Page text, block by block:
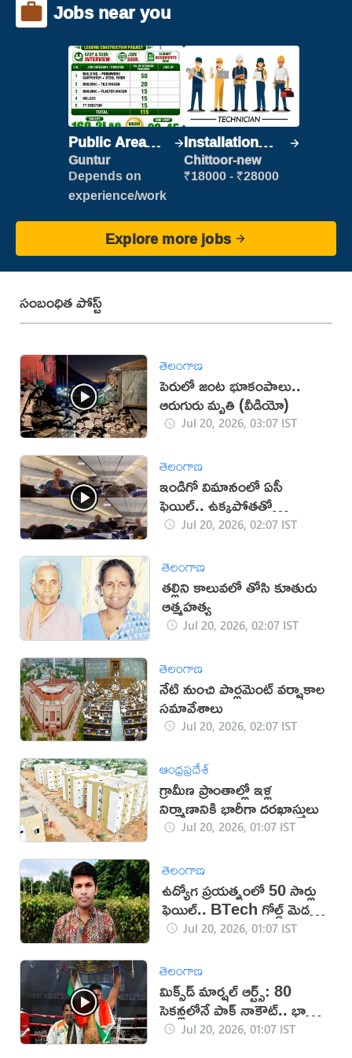
Jobs near you
Public Area
Cleaner
Guntur
Depends on
experience/work
Installation
Engineer/
Helper
Chittoor-new
₹18000 - ₹28000
Explore more jobs
సంబంధిత పోస్ట్
తెలంగాణ
పెరులో జంట భూకంపాలు..
ఆరుగురు మృతి (వీడియో)
Jul 20, 2026, 03:07 IST
తెలంగాణ
ఇండిగో విమానంలో ఏసీ
ఫెయిల్.. ఉక్కపోతతో
ప్రయాణికుల అవస్థలు (వీడియో)
Jul 20, 2026, 02:07 IST
తెలంగాణ
తల్లిని కాలువలో తోసి కూతురు
ఆత్మహత్య
Jul 20, 2026, 02:07 IST
తెలంగాణ
నేటి నుంచి పార్లమెంట్‌ వర్షాకాల
సమావేశాలు
Jul 20, 2026, 02:07 IST
ఆంధ్రప్రదేశ్
గ్రామీణ ప్రాంతాల్లో ఇళ్ల
నిర్మాణానికి భారీగా దరఖాస్తులు
Jul 20, 2026, 01:07 IST
తెలంగాణ
ఉద్యోగ ప్రయత్నంలో 50 సార్లు
ఫెయిల్‌.. BTech గోల్డ్ మెడలిస్ట్
సూసైడ్Jul 20, 2026, 01:07 IST
తెలంగాణ
మిక్స్‌డ్ మార్షల్ ఆర్ట్స్: 80
సెకన్లలోనే పాక్ నాకౌట్.. భారత్‌
ఘన విజయం (వీడియో)
Jul 20, 2026, 01:07 IST